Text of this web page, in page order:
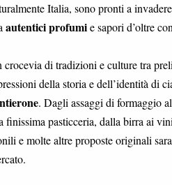
Italia, sono pronti a
autentici profumie sapori d’oltre
crocevia di tradizioni e culture tra
della storia e dell’identità di
. Dagli assaggi di formaggio
finissima pasticceria, dalla birra ai
e molte altre proposte originali